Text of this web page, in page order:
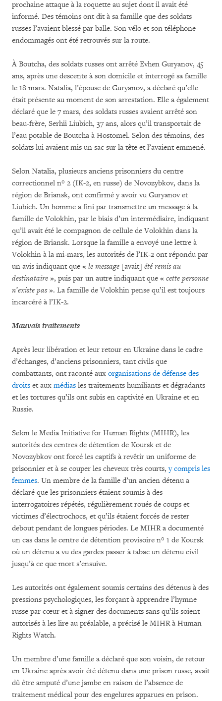
prochaine attaque à la roquette au sujet dont il avait été
informé. Des témoins ont dit à sa famille que des soldats
russes l’avaient blessé par balle. Son vélo et son téléphone
endommagés ont été retrouvés sur la route.
À Boutcha, des soldats russes ont arrêté Evhen Guryanov, 45
ans, après une descente à son domicile et interrogé sa famille
le 18 mars. Natalia, l’épouse de Guryanov, a déclaré qu’elle
était présente au moment de son arrestation. Elle a également
déclaré que le 7 mars, des soldats russes avaient arrêté son
beau-frère, Serhii Liubich, 37 ans, alors qu’il transportait de
l’eau potable de Boutcha à Hostomel. Selon des témoins, des
soldats lui avaient mis un sac sur la tête et l’avaient emmené.
Selon Natalia, plusieurs anciens prisonniers du centre
correctionnel n° 2 (IK-2, en russe) de Novozybkov, dans la
région de Briansk, ont confirmé y avoir vu Guryanov et
Liubich. Un homme a fini par transmettre un message à la
famille de Volokhin, par le biais d’un intermédiaire, indiquant
qu’il avait été le compagnon de cellule de Volokhin dans la
région de Briansk. Lorsque la famille a envoyé une lettre à
Volokhin à la mi-mars, les autorités de l’IK-2 ont répondu par
un avis indiquant que « le message [avait] été remis au
destinataire », puis par un autre indiquant que « cette personne
n’existe pas». La famille de Volokhin pense qu’il est toujours
incarcéré à l’IK-2.
Mauvais traitements
Après leur libération et leur retour en Ukraine dans le cadre
d’échanges, d’anciens prisonniers, tant civils que
combattants, ont raconté aux organisations de défense des
droits et aux médias les traitements humiliants et dégradants
et les tortures qu’ils ont subis en captivité en Ukraine et en
Russie.
Selon le Media Initiative for Human Rights (MIHR), les
autorités des centres de détention de Koursk et de
Novozybkov ont forcé les captifs à revêtir un uniforme de
prisonnier et à se couper les cheveux très courts,y compris les
femmes. Un membre de la famille d’un ancien détenu a
déclaré que les prisonniers étaient soumis à des
interrogatoires répétés, régulièrement roués de coups et
victimes d’électrochocs, et qu’ils étaient forcés de rester
debout pendant de longues périodes. Le MIHR a documenté
un cas dans le centre de détention provisoire n° 1 de Koursk
où un détenu a vu des gardes passer à tabac un détenu civil
jusqu’à ce que mort s’ensuive.
Les autorités ont également soumis certains des détenus à des
pressions psychologiques, les forçant à apprendre l’hymne
russe par cœur et à signer des documents sans qu’ils soient
autorisés à les lire au préalable, a précisé le MIHR à Human
Rights Watch.
Un membre d’une famille a déclaré que son voisin, de retour
en Ukraine après avoir été détenu dans une prison russe, avait
dû être amputé d’une jambe en raison de l’absence de
traitement médical pour des engelures apparues en prison.